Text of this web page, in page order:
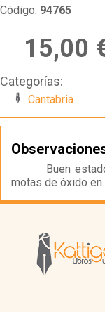
Código: 94765
15,00
Categorías:
Cantabria
Buen
motas de óxido
Librería